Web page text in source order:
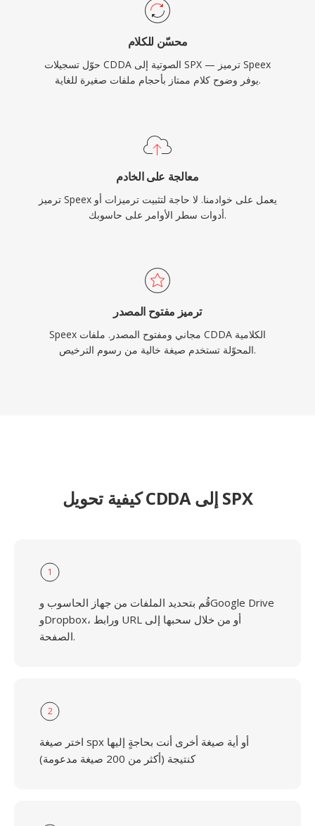
محسّن للكلام
حوّل تسجيلات CDDA الصوتية إلى SPX — ترميز Speex
يوفر وضوح كلام ممتاز بأحجام ملفات صغيرة للغاية.
معالجة على الخادم
ترميز Speex يعمل على خوادمنا. لا حاجة لتثبيت ترميزات أو
أدوات سطر الأوامر على حاسوبك.
ترميز مفتوح المصدر
Speex مجاني ومفتوح المصدر. ملفات CDDA الكلامية
المحوّلة تستخدم صيغة خالية من رسوم الترخيص.
كيفية تحويل CDDA إلى SPX
1
قُم بتحديد الملفات من جهاز الحاسوب وGoogle Drive
وDropbox، ورابط URL أو من خلال سحبها إلى
الصفحة.
2
اختر صيغة spx أو أية صيغة أخرى أنت بحاجةٍ إليها
كنتيجة (أكثر من 200 صيغة مدعومة)